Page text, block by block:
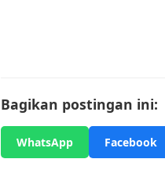
Bagikan postingan ini:
WhatsApp Facebook